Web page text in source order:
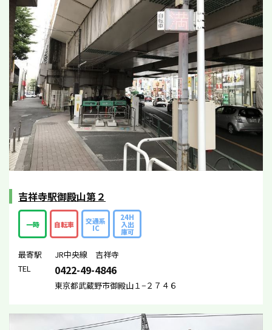
吉祥寺駅御殿山第２
一時 自転車 交通系
IC
24H
入出
庫可
最寄駅
JR中央線 吉祥寺
TEL
0422-49-4846
東京都武蔵野市御殿山１−２７４６